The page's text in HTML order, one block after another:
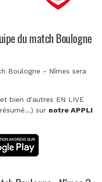
du match Boulogne
Boulogne - Nîmes sera
bien d'autres EN LIVE
sur notre APPLI